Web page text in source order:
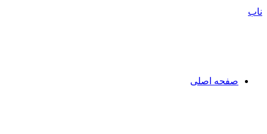
صفحه اصلی